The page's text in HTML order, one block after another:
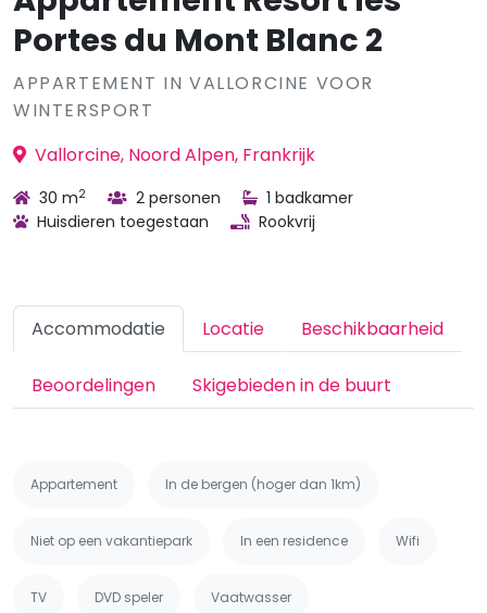
Portes du Mont Blanc 2
APPARTEMENT IN VALLORCINE VOOR
WINTERSPORT
Vallorcine, Noord Alpen, Frankrijk
30 m2 2 personen
1 badkamer
Huisdieren toegestaan
Rookvrij
Accommodatie Locatie Beschikbaarheid
Beoordelingen Skigebieden in de buurt
Appartement In de bergen (hoger dan 1km)
Niet op een vakantiepark In een residence Wifi
TV DVD speler Vaatwasser